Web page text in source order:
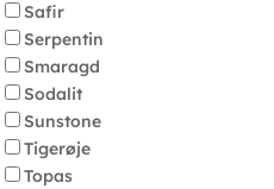
Safir
Serpentin
Smaragd
Sodalit
Sunstone
Tigerøje
Topas